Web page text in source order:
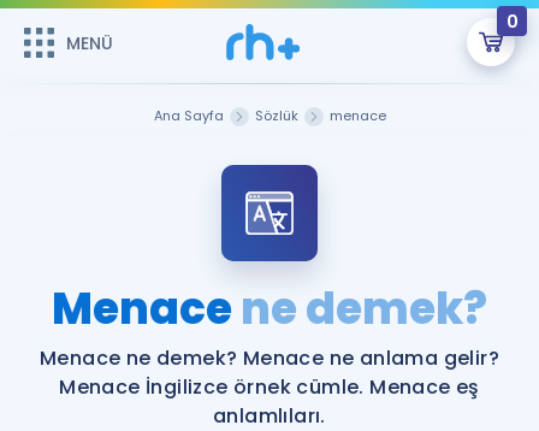
MENÜ
0
ÜYE DEĞİLİM
Sepetin Şu An Boş.
Remzi Hoca ile seni sınava hazırlayacak onlarca eğitim seni
bekliyor!
MENÜ
Faydalı Araçlar
Ana Sayfa Sözlük menace
Menacene demek?
Menace ne demek? Menace ne anlama gelir?
Menace İngilizce örnek cümle. Menace eş
anlamlıları.